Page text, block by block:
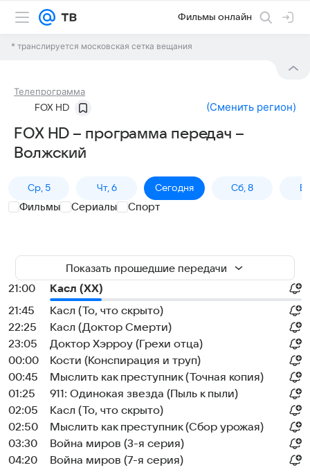
Фильмы онлайн
* транслируется московская сетка вещания
Телепрограмма
FOX HD (Сменить регион)
FOX HD – программа передач –
Волжский
Ср, 5 Чт, 6 Сегодня Сб, 8
Фильмы Сериалы Спорт
Показать прошедшие передачи
21:00
Касл (XX)
21:45
Касл (То, что скрыто)
22:25
Касл (Доктор Смерти)
23:05
Доктор Хэрроу (Грехи отца)
00:00
Кости (Конспирация и труп)
00:45
Мыслить как преступник (Точная копия)
01:25
911: Одинокая звезда (Пыль к пыли)
02:05
Касл (То, что скрыто)
02:50
Мыслить как преступник (Сбор урожая)
03:30
Война миров (3-я серия)
04:20
Война миров (7-я серия)